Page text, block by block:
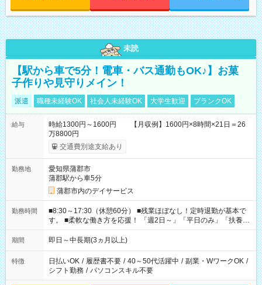
未読
【駅から車で5分！電車・バス通勤もOK♪】お菓
子作りや見守りメイン！
派遣 職種未経験OK 社会人未経験OK 大学生歓迎 ブランクOK
給与
時給1300円～1600円 【月収例】1600円×8時間×21日＝26
万8800円
交通費別途支給あり
勤務地
愛知県蒲郡市
蒲郡駅から車5分
蒲郡市内のデイサービス
勤務時間
■8:30～17:30（休憩60分） ■残業ほぼなし！定時退勤が基本で
す。 ■柔軟な働き方を応援！ 「週2日～」「平日のみ」「扶養内
勤務」など、あなたの生活に合わせた相談が可能。 無理な連勤
もありませんので、自分のペースを大切にしながら、長く安心
保できるため、主婦（夫）の方も無理なく続けていただけま
す。
期間 即日～中長期(3ヵ月以上)
特徴 日払いOK / 履歴書不要 / 40～50代活躍中 / 副業・WワークOK /
シフト勤務 / パソコンスキル不要